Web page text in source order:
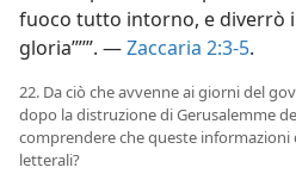
fuoco tutto intorno, e diverrò
gloria’”’”. —Zaccaria 2:3-5.
22. Da ciò che avvenne ai giorni del
dopo la distruzione di Gerusalemme
comprendere che queste informazioni
letterali?